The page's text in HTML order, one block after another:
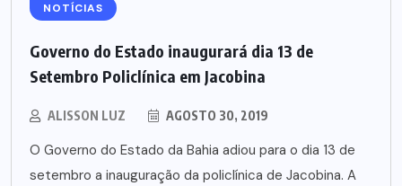
NOTÍCIAS
Governo do Estado inaugurará dia 13 de
Setembro Policlínica em Jacobina
ALISSON LUZ AGOSTO 30, 2019
O Governo do Estado da Bahia adiou para o dia 13 de
setembro a inauguração da policlínica de Jacobina. A